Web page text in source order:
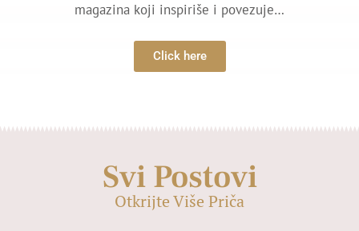
magazina koji inspiriše i povezuje…
Click here
Svi Postovi
Otkrijte Više Priča